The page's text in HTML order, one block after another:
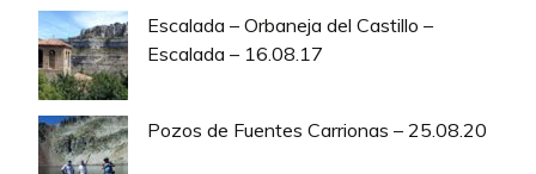
Escalada – Orbaneja del Castillo –
Escalada – 16.08.17
Pozos de Fuentes Carrionas – 25.08.20